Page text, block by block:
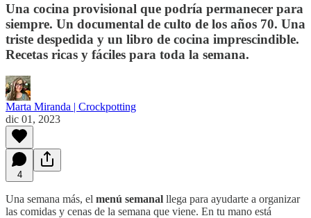
Una cocina provisional que podría permanecer para
siempre. Un documental de culto de los años 70. Una
triste despedida y un libro de cocina imprescindible.
Recetas ricas y fáciles para toda la semana.
Marta Miranda | Crockpotting
dic 01, 2023
4
Una semana más, el menú semanal llega para ayudarte a organizar
las comidas y cenas de la semana que viene. En tu mano está